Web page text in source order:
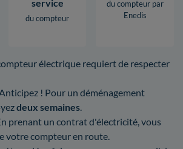
service
du compteur
du compteur par
Enedis
électrique requiert de respecter
! Pour un déménagement
deux semaines.
prenant un contrat d'électricité, vous
votre compteur en route.